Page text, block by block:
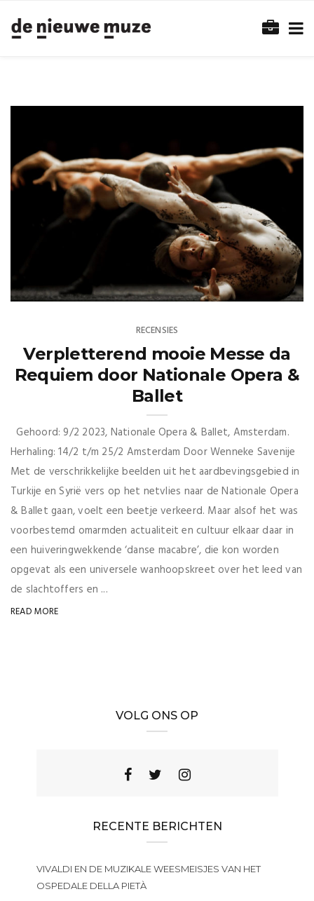
RECENSIES
Verpletterend mooie Messe da
Requiem door Nationale Opera &
Ballet
Gehoord: 9/2 2023, Nationale Opera & Ballet, Amsterdam.
Herhaling: 14/2 t/m 25/2 Amsterdam Door Wenneke Savenije
Met de verschrikkelijke beelden uit het aardbevingsgebied in
Turkije en Syrië vers op het netvlies naar de Nationale Opera
& Ballet gaan, voelt een beetje verkeerd. Maar alsof het was
voorbestemd omarmden actualiteit en cultuur elkaar daar in
een huiveringwekkende ‘danse macabre’, die kon worden
opgevat als een universele wanhoopskreet over het leed van
de slachtoffers en ...
READ MORE
VOLG ONS OP
RECENTE BERICHTEN
VIVALDI EN DE MUZIKALE WEESMEISJES VAN HET
OSPEDALE DELLA PIETÀ